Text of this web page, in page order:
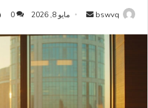
bswvq
أرسل
إلكترونيا
مايو 8, 2026 0